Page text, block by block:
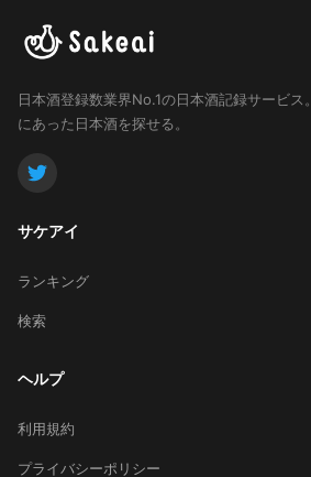
日本酒登録数業界No.1の日本酒記録サービス。
にあった日本酒を探せる。
サケアイ
ランキング
検索
ヘルプ
利用規約
プライバシーポリシー